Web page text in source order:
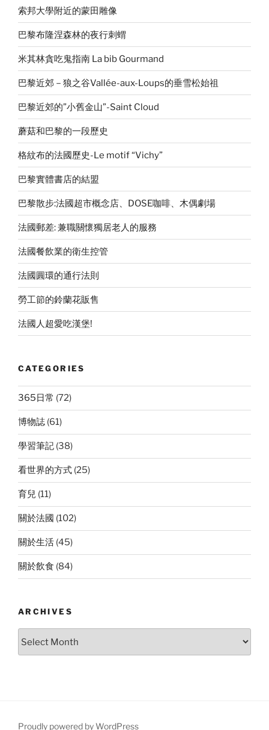
索邦大學附近的蒙田雕像
巴黎布隆涅森林的夜行刺蝟
米其林貪吃鬼指南 La bib Gourmand
巴黎近郊－狼之谷Vallée-aux-Loups的垂雪松始祖
巴黎近郊的”小舊金山”-Saint Cloud
蘑菇和巴黎的一段歷史
格紋布的法國歷史-Le motif “Vichy”
巴黎實體書店的結盟
巴黎散步:法國超市概念店、DOSE咖啡、木偶劇場
法國郵差: 兼職關懷獨居老人的服務
法國餐飲業的衛生控管
法國圓環的通行法則
勞工節的鈴蘭花販售
法國人超愛吃漢堡!
CATEGORIES
365日常 (72)
博物誌 (61)
學習筆記 (38)
看世界的方式 (25)
育兒 (11)
關於法國 (102)
關於生活 (45)
關於飲食 (84)
ARCHIVES
Proudly powered by WordPress